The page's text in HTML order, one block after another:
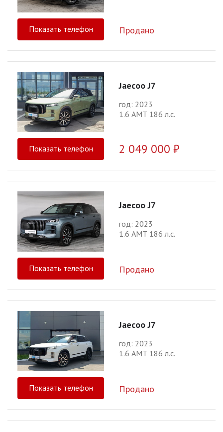
Показать телефон Продано
Jaecoo J7
год: 2023
1.6 АМТ 186 л.с.
Показать телефон 2 049 000 ₽
Jaecoo J7
год: 2023
1.6 АМТ 186 л.с.
Показать телефон Продано
Jaecoo J7
год: 2023
1.6 АМТ 186 л.с.
Показать телефон Продано